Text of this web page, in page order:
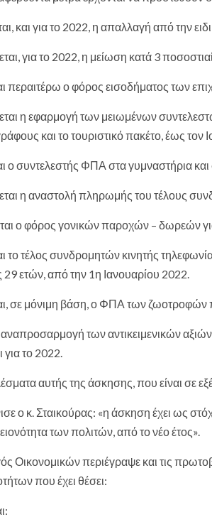
και για το 2022, η απαλλαγή από την
για το 2022, η μείωση κατά 3
περαιτέρω ο φόρος εισοδήματος των
η εφαρμογή των μειωμένων
και το τουριστικό πακέτο, έως τον
ο συντελεστής ΦΠΑ στα γυμναστήρια
η αναστολή πληρωμής του τέλους
ο φόρος γονικών παροχών – δωρεών
το τέλος συνδρομητών κινητής
29 ετών, από την 1η Ιανουαρίου 2022.
σε μόνιμη βάση, ο ΦΠΑ των ζωοτροφών
των αντικειμενικών
για το 2022.
αυτής της άσκησης, που είναι σε
ο κ. Σταικούρας: «η άσκηση έχει ως
των πολιτών, από το νέο έτος».
Οικονομικών περιέγραψε και τις
που έχει θέσει: